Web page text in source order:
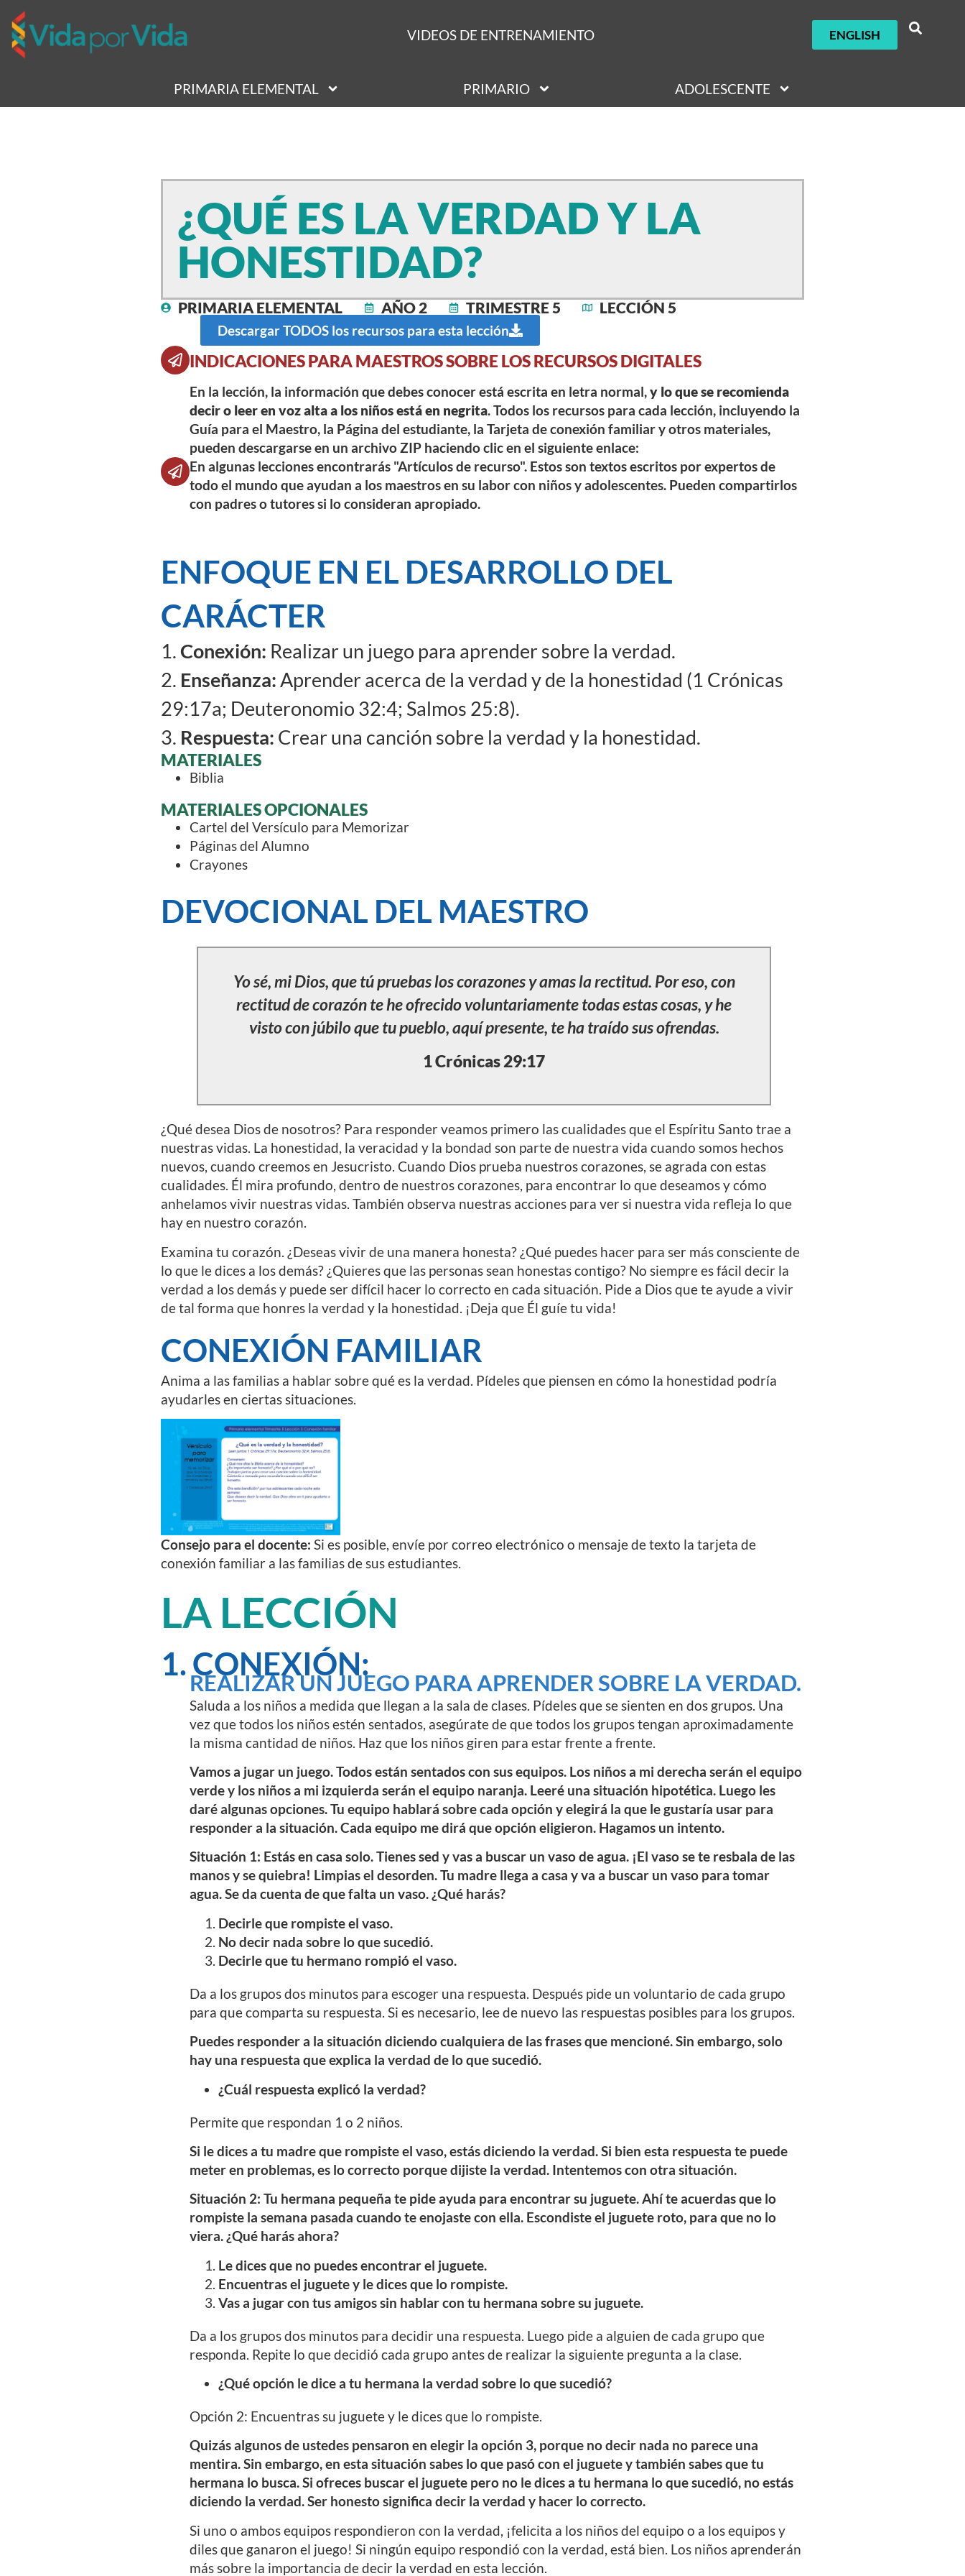
VIDEOS DE ENTRENAMIENTO ENGLISH
PRIMARIA ELEMENTAL PRIMARIO ADOLESCENTE
¿QUÉ ES LA VERDAD Y LA
HONESTIDAD?
PRIMARIA ELEMENTAL AÑO 2 TRIMESTRE 5 LECCIÓN 5
Descargar TODOS los recursos para esta lección
INDICACIONES PARA MAESTROS SOBRE LOS RECURSOS DIGITALES
En la lección, la información que debes conocer está escrita en letra normal,y lo que se recomienda
decir o leer en voz alta a los niños está en negrita. Todos los recursos para cada lección, incluyendo la
Guía para el Maestro, la Página del estudiante, la Tarjeta de conexión familiar y otros materiales,
pueden descargarse en un archivo ZIP haciendo clic en el siguiente enlace:
En algunas lecciones encontrarás "Artículos de recurso". Estos son textos escritos por expertos de
todo el mundo que ayudan a los maestros en su labor con niños y adolescentes. Pueden compartirlos
con padres o tutores si lo consideran apropiado.
ENFOQUE EN EL DESARROLLO DEL
CARÁCTER
1.Conexión: Realizar un juego para aprender sobre la verdad.
2. Enseñanza:Aprender acerca de la verdad y de la honestidad (1 Crónicas
29:17a; Deuteronomio 32:4; Salmos 25:8).
3. Respuesta: Crear una canción sobre la verdad y la honestidad.
MATERIALES
Biblia
MATERIALES OPCIONALES
Cartel del Versículo para Memorizar
Páginas del Alumno
Crayones
DEVOCIONAL DEL MAESTRO
Yo sé, mi Dios, que tú pruebas los corazones y amas la rectitud. Por eso, con
rectitud de corazón te he ofrecido voluntariamente todas estas cosas, y he
visto con júbilo que tu pueblo, aquí presente, te ha traído sus ofrendas.
1 Crónicas 29:17
¿Qué desea Dios de nosotros? Para responder veamos primero las cualidades que el Espíritu Santo trae a
nuestras vidas. La honestidad, la veracidad y la bondad son parte de nuestra vida cuando somos hechos
nuevos, cuando creemos en Jesucristo. Cuando Dios prueba nuestros corazones, se agrada con estas
cualidades. Él mira profundo, dentro de nuestros corazones, para encontrar lo que deseamos y cómo
anhelamos vivir nuestras vidas. También observa nuestras acciones para ver si nuestra vida refleja lo que
hay en nuestro corazón.
Examina tu corazón. ¿Deseas vivir de una manera honesta? ¿Qué puedes hacer para ser más consciente de
lo que le dices a los demás? ¿Quieres que las personas sean honestas contigo? No siempre es fácil decir la
verdad a los demás y puede ser difícil hacer lo correcto en cada situación. Pide a Dios que te ayude a vivir
de tal forma que honres la verdad y la honestidad. ¡Deja que Él guíe tu vida!
CONEXIÓN FAMILIAR
Anima a las familias a hablar sobre qué es la verdad. Pídeles que piensen en cómo la honestidad podría
ayudarles en ciertas situaciones.
Consejo para el docente: Si es posible, envíe por correo electrónico o mensaje de texto la tarjeta de
conexión familiar a las familias de sus estudiantes.
LA LECCIÓN
1. CONEXIÓN:
REALIZAR UN JUEGO PARA APRENDER SOBRE LA VERDAD.
Saluda a los niños a medida que llegan a la sala de clases. Pídeles que se sienten en dos grupos. Una
vez que todos los niños estén sentados, asegúrate de que todos los grupos tengan aproximadamente
la misma cantidad de niños. Haz que los niños giren para estar frente a frente.
Vamos a jugar un juego. Todos están sentados con sus equipos. Los niños a mi derecha serán el equipo
verde y los niños a mi izquierda serán el equipo naranja. Leeré una situación hipotética. Luego les
daré algunas opciones. Tu equipo hablará sobre cada opción y elegirá la que le gustaría usar para
responder a la situación. Cada equipo me dirá que opción eligieron. Hagamos un intento.
Situación 1: Estás en casa solo. Tienes sed y vas a buscar un vaso de agua. ¡El vaso se te resbala de las
manos y se quiebra! Limpias el desorden. Tu madre llega a casa y va a buscar un vaso para tomar
agua. Se da cuenta de que falta un vaso. ¿Qué harás?
Decirle que rompiste el vaso.
No decir nada sobre lo que sucedió.
Decirle que tu hermano rompió el vaso.
Da a los grupos dos minutos para escoger una respuesta. Después pide un voluntario de cada grupo
para que comparta su respuesta. Si es necesario, lee de nuevo las respuestas posibles para los grupos.
Puedes responder a la situación diciendo cualquiera de las frases que mencioné. Sin embargo, solo
hay una respuesta que explica la verdad de lo que sucedió.
¿Cuál respuesta explicó la verdad?
Permite que respondan 1 o 2 niños.
Si le dices a tu madre que rompiste el vaso, estás diciendo la verdad. Si bien esta respuesta te puede
meter en problemas, es lo correcto porque dijiste la verdad. Intentemos con otra situación.
Situación 2: Tu hermana pequeña te pide ayuda para encontrar su juguete. Ahí te acuerdas que lo
rompiste la semana pasada cuando te enojaste con ella. Escondiste el juguete roto, para que no lo
viera. ¿Qué harás ahora?
Le dices que no puedes encontrar el juguete.
Encuentras el juguete y le dices que lo rompiste.
Vas a jugar con tus amigos sin hablar con tu hermana sobre su juguete.
Da a los grupos dos minutos para decidir una respuesta. Luego pide a alguien de cada grupo que
responda. Repite lo que decidió cada grupo antes de realizar la siguiente pregunta a la clase.
¿Qué opción le dice a tu hermana la verdad sobre lo que sucedió?
Opción 2: Encuentras su juguete y le dices que lo rompiste.
Quizás algunos de ustedes pensaron en elegir la opción 3, porque no decir nada no parece una
mentira. Sin embargo, en esta situación sabes lo que pasó con el juguete y también sabes que tu
hermana lo busca. Si ofreces buscar el juguete pero no le dices a tu hermana lo que sucedió, no estás
diciendo la verdad. Ser honesto significa decir la verdad y hacer lo correcto.
Si uno o ambos equipos respondieron con la verdad, ¡felicita a los niños del equipo o a los equipos y
diles que ganaron el juego! Si ningún equipo respondió con la verdad, está bien. Los niños aprenderán
más sobre la importancia de decir la verdad en esta lección.